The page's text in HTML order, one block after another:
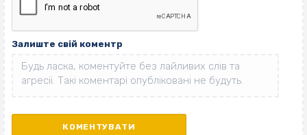
Залиште свій коментр